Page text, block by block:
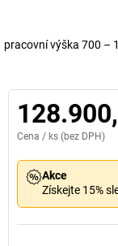
pracovní výška 700 –
Cena / ks (bez DPH)
Akce
Získejte 15%